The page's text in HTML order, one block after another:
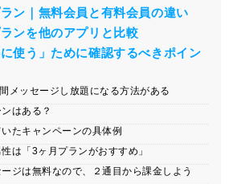
ン｜無料会員と有料会員の違い
ンを他のアプリと比較
使う」ために確認するべきポイン
メッセージし放題になる方法がある
はある？
たキャンペーンの具体例
は「3ヶ月プランがおすすめ」
ジは無料なので、２通目から課金しよう